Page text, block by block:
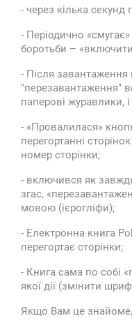
- через кілька
- Періодично «смугає»
боротьби –
- Після завантаження
"перезавантаження"
паперові журавлики,
- «Провалилася»
перегортанні
номер сторінки;
- включився як
згас,
мовою (ієрогліфи);
- Електронна книга
перегортає сторінки;
- Книга сама по собі
якої дії (змінити
Якщо Вам це знайоме,